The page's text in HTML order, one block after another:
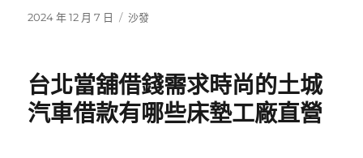
發
2024 年 12 月 7 日
分
沙發
台北當舖借錢需求時尚的土城
汽車借款有哪些床墊工廠直營